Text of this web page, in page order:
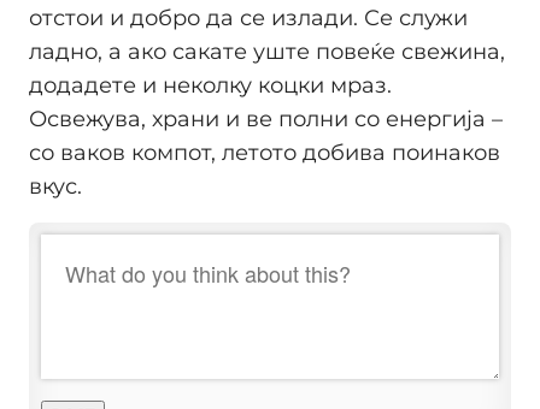
отстои и добро да се излади. Се служи
ладно, а ако сакате уште повеќе свежина,
додадете и неколку коцки мраз.
Освежува, храни и ве полни со енергија –
со ваков компот, летото добива поинаков
вкус.